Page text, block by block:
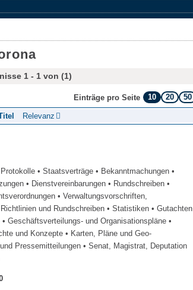
1 - 1 von (1)
Einträge pro Seite 10 20 50
Relevanz
• Staatsverträge • Bekanntmachungen •
• Dienstvereinbarungen • Rundschreiben •
• Verwaltungsvorschriften,
und Rundschreiben • Statistiken • Gutachten
• Geschäftsverteilungs- und Organisationspläne •
und Konzepte • Karten, Pläne und Geo-
Pressemitteilungen • Senat, Magistrat, Deputation